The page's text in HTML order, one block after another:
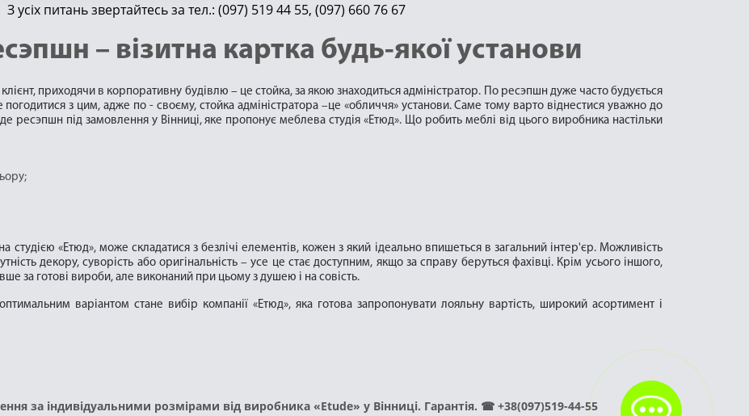
З усіх питань звертайтесь за тел.: (097) 519 44 55, (097) 660 76 67
– візитна картка будь-якої установи
приходячи в корпоративну будівлю – це стойка, за якою знаходиться адміністратор. По ресэпшн дуже часто будується
з цим, адже по - своєму, стойка адміністратора –це «обличчя» установи. Саме тому варто віднестися уважно до
ресэпшн під замовлення у Вінниці, яке пропонує меблева студія «Етюд». Що робить меблі від цього виробника настільки
студією «Етюд», може складатися з безлічі елементів, кожен з який ідеально впишеться в загальний інтер'єр. Можливість
декору, суворість або оригінальність – усе це стає доступним, якщо за справу беруться фахівці. Крім усього іншого,
за готові вироби, але виконаний при цьому з душею і на совість.
варіантом стане вибір компанії «Етюд», яка готова запропонувати лояльну вартість, широкий асортимент і
за індивідуальними розмірами від виробника «Etude» у Вінниці. Гарантія. ☎ +38(097)519-44-55